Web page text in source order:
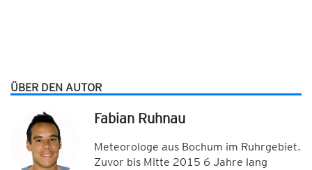
ÜBER DEN AUTOR
Fabian Ruhnau
Meteorologe aus Bochum im Ruhrgebiet.
Zuvor bis Mitte 2015 6 Jahre lang